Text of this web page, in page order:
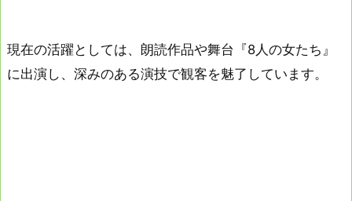
現在の活躍としては、朗読作品や舞台『8人の女たち』
に出演し、深みのある演技で観客を魅了しています。